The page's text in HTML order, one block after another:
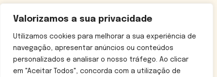
Valorizamos a sua privacidade
Utilizamos cookies para melhorar a sua experiência de
navegação, apresentar anúncios ou conteúdos
personalizados e analisar o nosso tráfego. Ao clicar
em "Aceitar Todos", concorda com a utilização de